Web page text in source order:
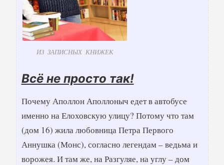
ИЗ ЗАПИСНЫХ КНИЖЕК
Всё не просто так!
Почему Аполлон Аполлоныч едет в автобусе
именно на Елоховскую улицу? Потому что там
(дом 16) жила любовница Петра Первого
Аннушка (Монс), согласно легендам – ведьма и
ворожея. И там же, на Разгуляе, на углу – дом